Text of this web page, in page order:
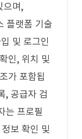
으며,
플랫폼 기술
및 로그인
인, 위치 및
가 포함됩
, 공급자 검
는 프로필
보 확인 및